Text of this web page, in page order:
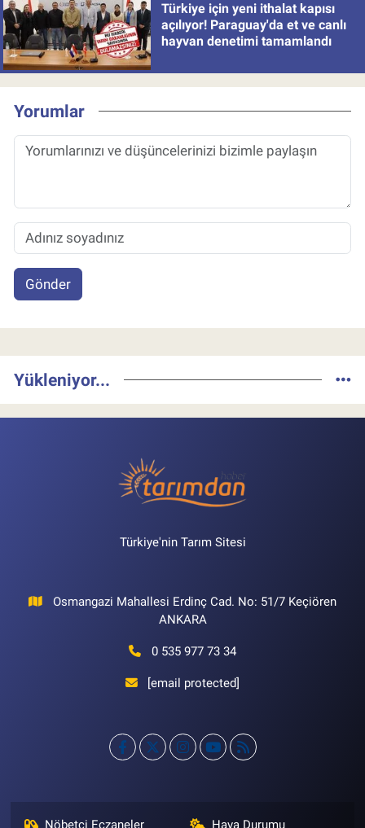
Türkiye için yeni ithalat kapısı
açılıyor! Paraguay'da et ve canlı
hayvan denetimi tamamlandı
Yorumlar
Gönder
Yükleniyor...
Türkiye'nin Tarım Sitesi
Osmangazi Mahallesi Erdinç Cad. No: 51/7 Keçiören
ANKARA
0 535 977 73 34
[email protected]
Nöbetçi Eczaneler Hava Durumu